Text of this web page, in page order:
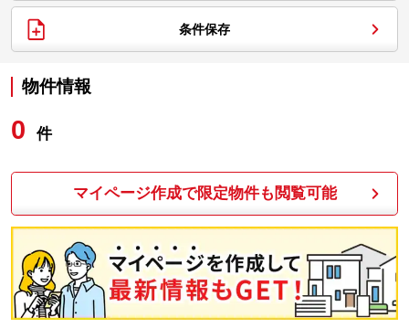
条件保存
物件情報
0 件
マイページ作成で限定物件も閲覧可能